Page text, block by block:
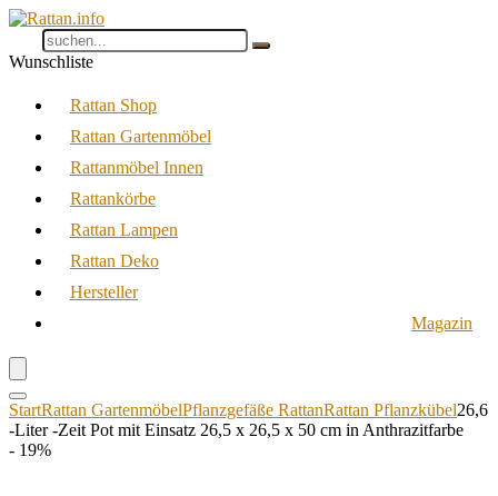
Wunschliste
Rattan Shop
Rattan Gartenmöbel
Rattanmöbel Innen
Rattankörbe
Rattan Lampen
Rattan Deko
Hersteller
Magazin
StartRattan GartenmöbelPflanzgefäße RattanRattan Pflanzkübel26,6
-Liter -Zeit Pot mit Einsatz 26,5 x 26,5 x 50 cm in Anthrazitfarbe
- 19%